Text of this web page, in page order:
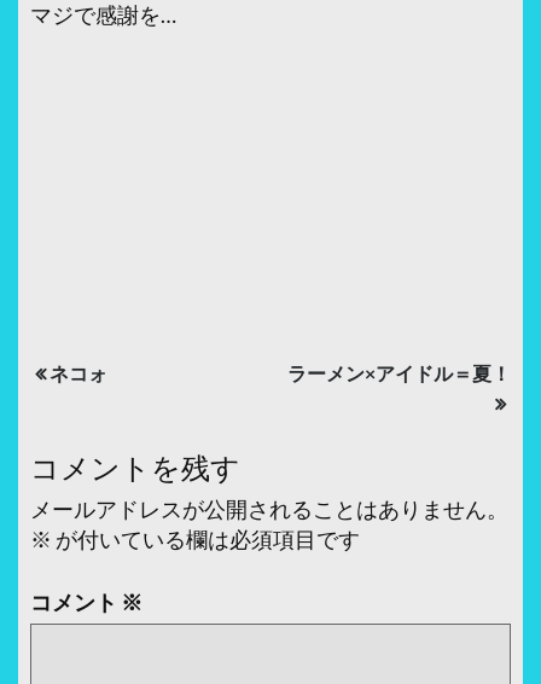
マジで感謝を…
投
ナ
ビ
ゲ
シ
ネコォ ラーメン×アイドル＝夏！
コメントを残す
メールアドレスが公開されることはありません。
※ が付いている欄は必須項目です
コメント ※